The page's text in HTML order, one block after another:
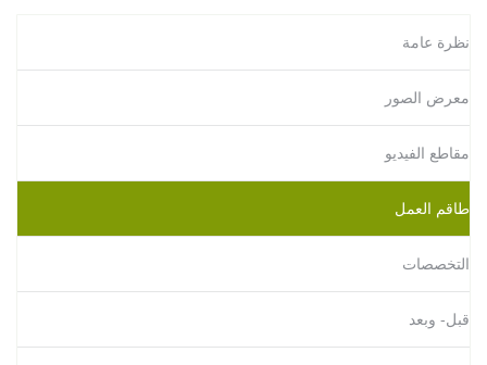
نظرة عامة
معرض الصور
مقاطع الفيديو
طاقم العمل
التخصصات
قبل- وبعد